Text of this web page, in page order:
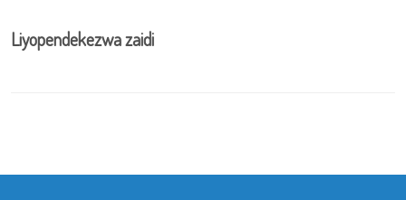
Liyopendekezwa zaidi